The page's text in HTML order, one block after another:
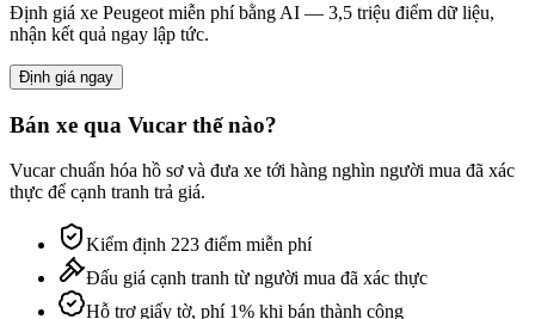
Định giá xe Peugeot miễn phí bằng AI — 3,5 triệu điểm dữ liệu,
nhận kết quả ngay lập tức.
Định giá ngay
Bán xe qua Vucar thế nào?
Vucar chuẩn hóa hồ sơ và đưa xe tới hàng nghìn người mua đã xác
thực để cạnh tranh trả giá.
Kiểm định 223 điểm miễn phí
Đấu giá cạnh tranh từ người mua đã xác thực
Hỗ trợ giấy tờ, phí 1% khi bán thành công